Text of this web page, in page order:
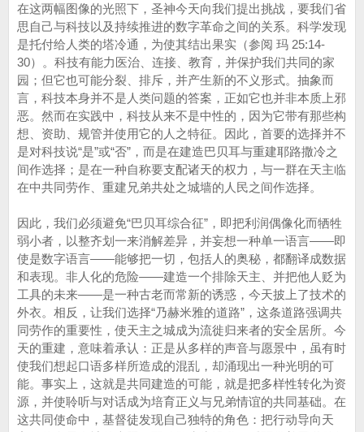
在这两幅图像的光照下，圣神今天向我们提出挑战，要我们省
思自己与科技以及持续推进的数字革命之间的关系。科学发现
是托付给人类的塔冷通，为使其结出果实（参阅 玛 25:14-
30）。科技有能力医治、连接、教育，并保护我们共同的家
园；但它也可能分裂、排斥，并产生新的不义形式。抽象而
言，科技本身并不是人类问题的答案，正如它也并非本质上邪
恶。然而在实践中，科技从来不是中性的，因为它带有那些构
想、资助、规管并使用它的人之特征。因此，首要的选择并不
是对科技说“是”或“否”，而是在建造巴贝耳与重建耶路撒冷之
间作选择；是在一种自称要支配诸天的权力，与一群在天主临
在中共同劳作、重建兄弟共处之城墙的人民之间作选择。
因此，我们必须避免“巴贝耳综合征”，即把利润偶像化而牺牲
弱小者，以整齐划一来消解差异，并妄想一种单一语言——即
使是数字语言——能够把一切，包括人的奥秘，都翻译成数据
和表现。非人化的危险——建造一个排除天主、并把他人贬为
工具的未来——是一种古老而常新的诱惑，今天披上了技术的
外衣。相反，让我们选择“乃赫米雅的道路”，这条道路强调共
同劳作的重要性，使天主之城成为流徙归来者的安全居所。今
天的重建，意味着承认：正是从多样的声音与愿景中，虽有时
使我们想起口语多样所造成的混乱，却涌现出一种光明的可
能。事实上，这就是共同建造的可能，就是把多样性转化为资
源，并使聆听与对话成为培育正义与兄弟情谊的共同基础。在
这共同使命中，基督徒发现自己独特的角色：把行动导向天